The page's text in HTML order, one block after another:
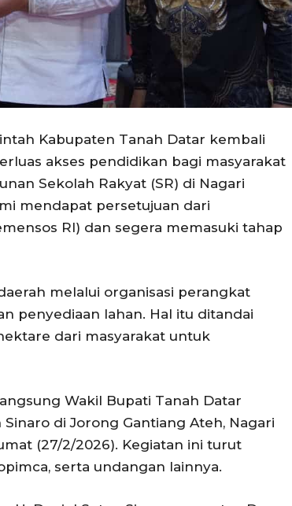
Kabupaten Tanah Datar kembali
akses pendidikan bagi masyarakat
Sekolah Rakyat (SR) di Nagari
mendapat persetujuan dari
RI) dan segera memasuki tahap
melalui organisasi perangkat
penyediaan lahan. Hal itu ditandai
dari masyarakat untuk
Wakil Bupati Tanah Datar
di Jorong Gantiang Ateh, Nagari
(27/2/2026). Kegiatan ini turut
serta undangan lainnya.